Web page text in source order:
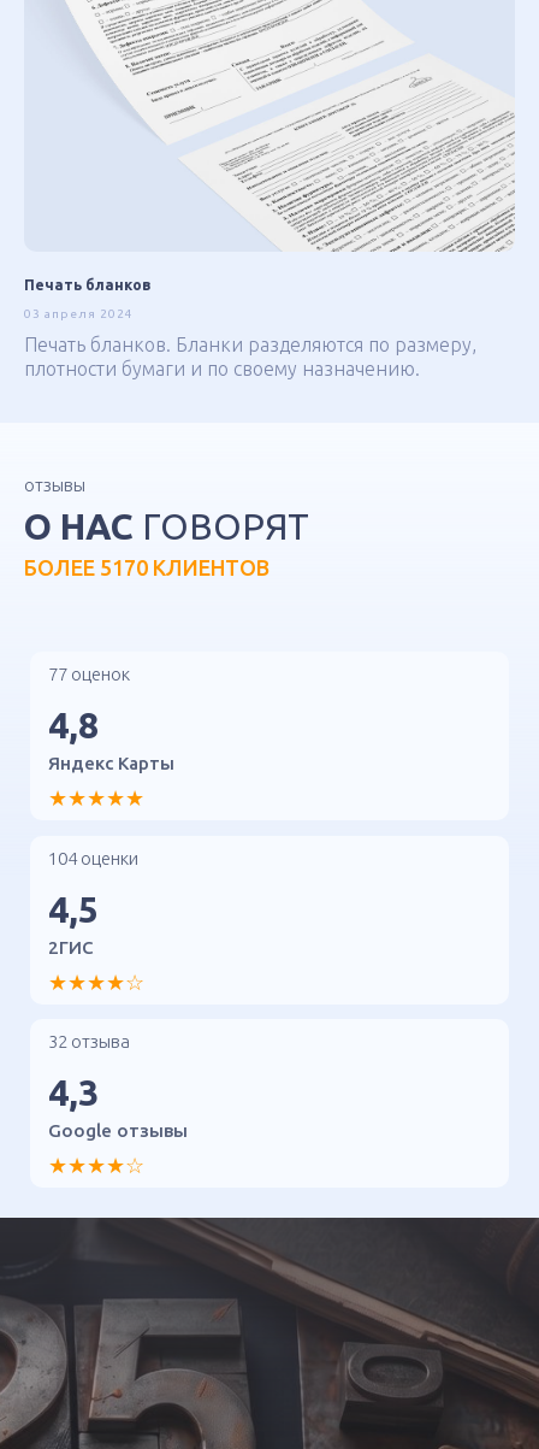
Печать бланков
03 апреля 2024
Печать бланков. Бланки разделяются по размеру,
плотности бумаги и по своему назначению.
О НАС ГОВОРЯТ
отзывы
БОЛЕЕ 5170 КЛИЕНТОВ
4,8
77 оценок
Яндекс Карты
★★★★★
4,5
104 оценки
2ГИС
★★★★☆
4,3
32 отзыва
Google отзывы
★★★★☆